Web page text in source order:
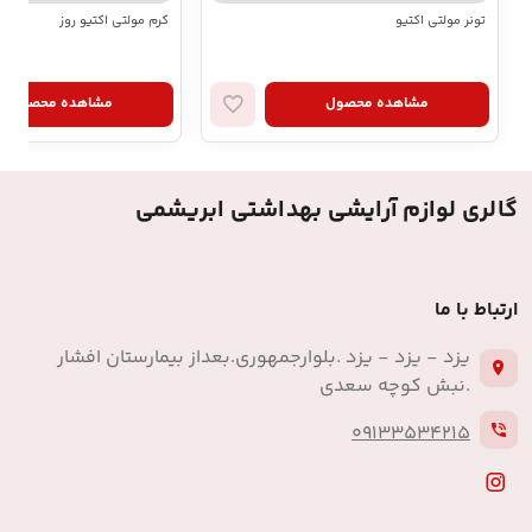
تونر مولتی اکتیو
مشاهده محصول
کرم مولتی اکتیو روز
مشاهده محصول
گالری لوازم آرایشی بهداشتی ابریشمی
ارتباط با ما
یزد - یزد - یزد .بلوارجمهوری.بعداز بیمارستان افشار
.نبش کوچه سعدی
09133534215